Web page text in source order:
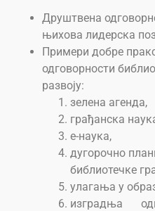
Друштвена
њихова лидерска
Примери добре
одговорности
развоју:
зелена агенда,
грађанска
е-наука,
дугорочно
библиотечке
улагања у
изградња